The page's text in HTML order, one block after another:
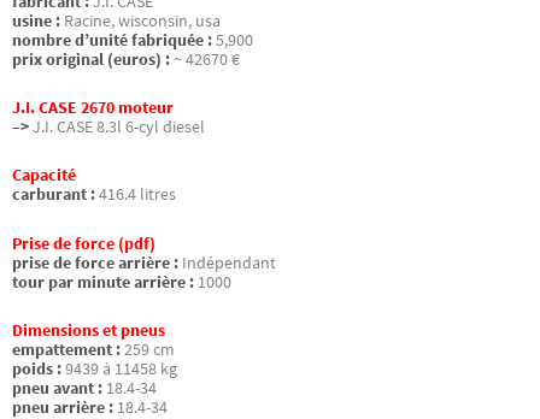
usine : Racine, wisconsin, usa
nombre d’unité fabriquée :5,900
prix original (euros) : ~ 42670 €
J.I. CASE 2670 moteur
–>J.I. CASE 8.3l 6-cyl diesel
Capacité
carburant :416.4 litres
Prise de force (pdf)
prise de force arrière : Indépendant
tour par minute arrière : 1000
Dimensions et pneus
empattement :259 cm
poids :9439 à 11458 kg
pneu avant : 18.4-34
pneu arrière : 18.4-34